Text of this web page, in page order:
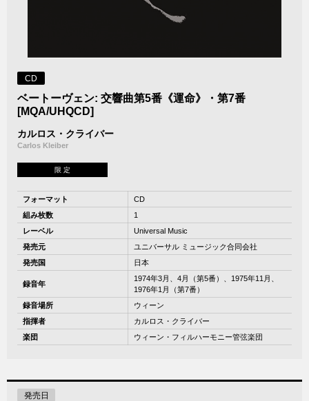
CD
ベートーヴェン: 交響曲第5番《運命》・第7番
[MQA/UHQCD]
カルロス・クライバー
Carlos Kleiber
限 定
フォーマット
CD
組み枚数
1
レーベル
Universal Music
発売元
ユニバーサル ミュージック合同会社
発売国
日本
録音年
1974年3月、4月（第5番）、1975年11月、
1976年1月（第7番）
録音場所
ウィーン
指揮者
カルロス・クライバー
楽団
ウィーン・フィルハーモニー管弦楽団
発売日